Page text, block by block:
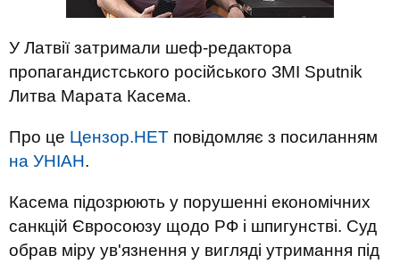
У Латвії затримали шеф-редактора
пропагандистського російського ЗМІ Sputnik
Литва Марата Касема.
Про це Цензор.НЕТ повідомляє з посиланням
на УНІАН.
Касема підозрюють у порушенні економічних
санкцій Євросоюзу щодо РФ і шпигунстві. Суд
обрав міру ув'язнення у вигляді утримання під